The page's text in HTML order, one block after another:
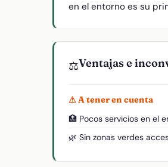
en el entorno es su
⚖️Ventajas e
⚠ A tener en cuenta
🏥 Pocos servicios en el
🌿 Sin zonas verdes